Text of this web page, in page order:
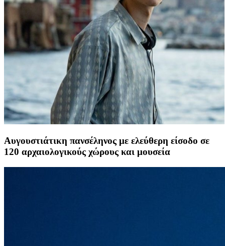
Αυγουστιάτικη πανσέληνος με ελεύθερη είσοδο σε
120 αρχαιολογικούς χώρους και μουσεία